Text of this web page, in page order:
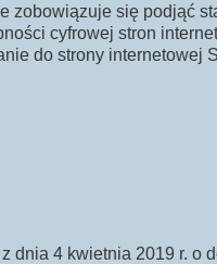
zobowiązuje się podjąć
cyfrowej stron
do strony internetowej
dnia 4 kwietnia 2019 r.